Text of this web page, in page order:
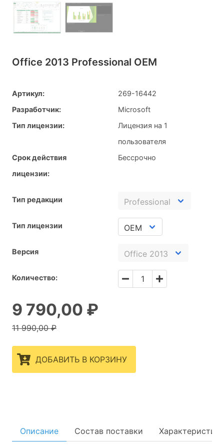
Office 2013 Professional OEM
Артикул:
269-16442
Разработчик:
Microsoft
Тип лицензии:
Лицензия на 1
пользователя
Срок действия
лицензии:
Бессрочно
Тип редакции
Тип лицензии
Версия
Количество:
9 790,00 ₽
11 990,00 ₽
ДОБАВИТЬ В КОРЗИНУ
Описание Состав поставки